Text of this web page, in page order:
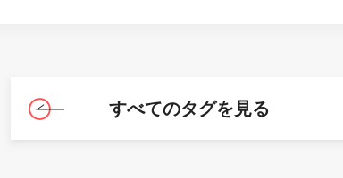
すべてのタグを見る